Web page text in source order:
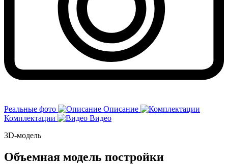
Реальные фото
Описание
Комплектации
Видео
3D-модель
Объемная модель постройки